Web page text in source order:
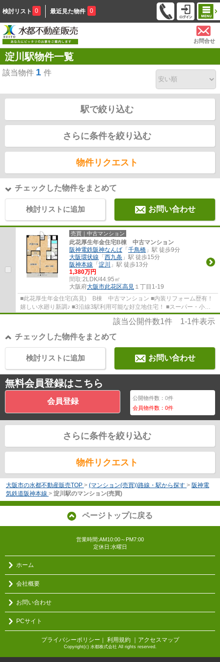
検討リスト 0 最近見た物件 0
お問合せ
淀川駅物件一覧
該当物件 1 件
駅で絞り込む
さらに条件を絞り込む
物件リクエスト
チェックした物件をまとめて
検討リストに追加 お問い合わせ
売買｜中古マンション
此花厚生年金住宅B棟 中古マンション
阪神電鉄阪神なんば 「 千鳥橋 」駅 徒歩9分
大阪環状線 「 西九条 」駅 徒歩15分
阪神本線 「 淀川
」駅 徒歩13分
1,380万円
間取:2LDK/44.95㎡
大阪府大阪市此花区高見 １丁目1-19
■此花厚生年金住宅(高見) B棟 中古マンション ■内装リフォーム歴有！
嬉しい水廻り新調♪ ■3沿線3駅利用可能な好立地住宅！ ■スーパー・小学
校などが徒歩10分園内で生活至便！ ぜひ一...
該当公開件数1件 1-1件表示
チェックした物件をまとめて
お問い合わせ
検討リストに追加
無料会員登録はこちら
会員登録 公開物件数：0件
会員物件数：0件
さらに条件を絞り込む
物件リクエスト
大阪市の水都不動産販売TOP > (マンション(売買))路線・駅から探す > 阪神電
気鉄道阪神本線 > 淀川駅のマンション(売買)
ページトップに戻る
営業時間:AM10:00～PM7:00
定休日:水曜日
ホーム
会社概要
お問い合わせ
PCサイト
プライバシーポリシー ｜ 利用規約 ｜アクセスマップ
Copyright(c) 水都株式会社 All rights reserved.